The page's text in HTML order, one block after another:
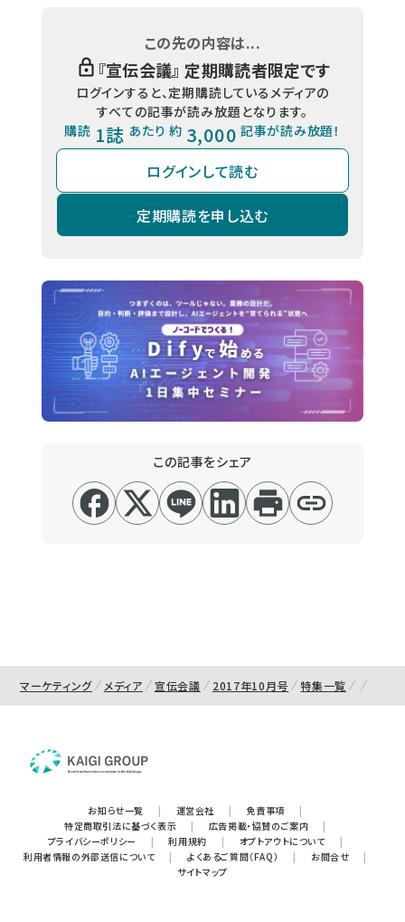
この先の内容は...
『宣伝会議』 定期購読者限定です
ログインすると、定期購読しているメディアの
すべての記事が読み放題となります。
購読 1誌 あたり 約 3,000 記事が読み放題！
ログインして読む
定期購読を申し込む
この記事をシェア
マーケティング メディア 宣伝会議 2017年10月号 特集一覧
お知らせ一覧 | 運営会社 | 免責事項
|
特定商取引法に基づく表示
| 広告掲載・協賛のご案内
|
プライバシーポリシー
| 利用規約 | オプトアウトについて
|
利用者情報の外部送信について
| よくあるご質問（FAQ） | お問合せ
|
サイトマップ